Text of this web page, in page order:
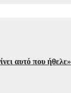
αυτό που ήθελε»